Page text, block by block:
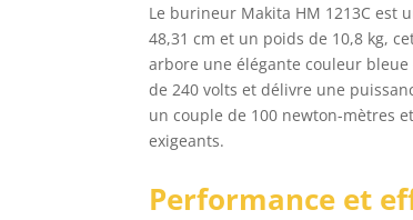
Le burineur Makita HM 1213C est
48,31 cm et un poids de 10,8 kg,
arbore une élégante couleur
de 240 volts et délivre une
un couple de 100 newton-mètres
exigeants.
Performance et